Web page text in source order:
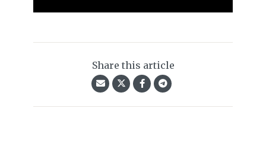
Share this article